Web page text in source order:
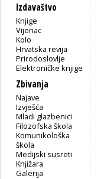
Izdavaštvo
Knjige
Vijenac
Kolo
Hrvatska revija
Prirodoslovlje
Elektroničke knjige
Zbivanja
Najave
Izvješća
Mladi glazbenici
Filozofska škola
Komunikološka
škola
Medijski susreti
Knjižara
Galerija